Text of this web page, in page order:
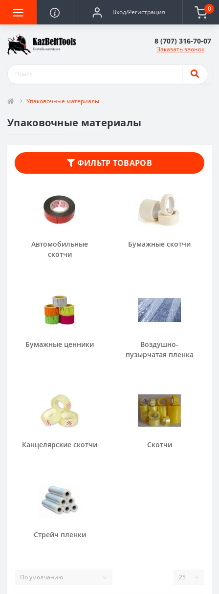
Вход/Регистрация 0
8 (707) 316-70-07
Заказать звонок
Упаковочные материалы
Упаковочные материалы
ФИЛЬТР ТОВАРОВ
Автомобильные
скотчи
Бумажные скотчи
Бумажные ценники
Воздушно-
пузырчатая пленка
Канцелярские скотчи Скотчи
Стрейч пленки